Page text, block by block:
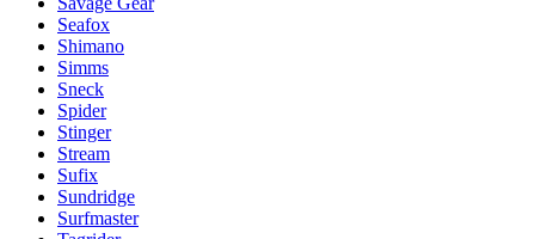
Seafox
Shimano
Simms
Sneck
Spider
Stinger
Stream
Sufix
Sundridge
Surfmaster